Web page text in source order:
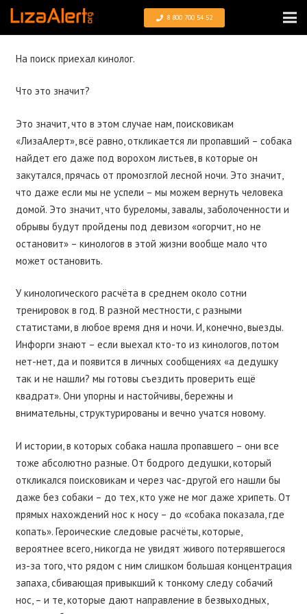
8 800 700 54 52
На поиск приехал кинолог.
Что это значит?
Это значит, что в этом случае нам, поисковикам
«ЛизаАлерт», всё равно, откликается ли пропавший – собака
найдет его даже под ворохом листьев, в которые он
закутался, прячась от промозглой лесной ночи. Это значит,
что даже если мы не успели – мы можем вернуть человека
домой. Это значит, что буреломы, завалы, заболоченности и
обрывы будут пройдены под девизом «огорчит, но не
остановит» – кинологов в этой жизни вообще мало что
может остановить.
У кинологического расчёта в среднем около сотни
тренировок в год. В разной местности, с разными
статистами, в любое время дня и ночи. И, конечно, выезды.
Инфорги знают – если выехал кто-то из кинологов, потом
нет-нет, да и появится в личных сообщениях «а дедушку
так и не нашли? мы готовы съездить проверить ещё
квадрат». Они упорны и настойчивы, бережны и
внимательны, структурированы и вечно учатся новому.
И истории, в которых собака нашла пропавшего – они все
тоже абсолютно разные. От бодрого дедушки, который
откликался поисковикам и через час-другой его нашли бы
даже без собаки – до тех, кто уже не мог даже хрипеть. От
прямых нахождений нос к носу – до «собака показала, где
копать». Героические следовые расчёты, которые,
вероятнее всего, никогда не увидят живого потерявшегося
из-за того, что рядом с ним слишком большая концентрация
запаха, сбивающая привыкший к тонкому следу собачий
нос, – и те, которые дают направление в безвыходных,